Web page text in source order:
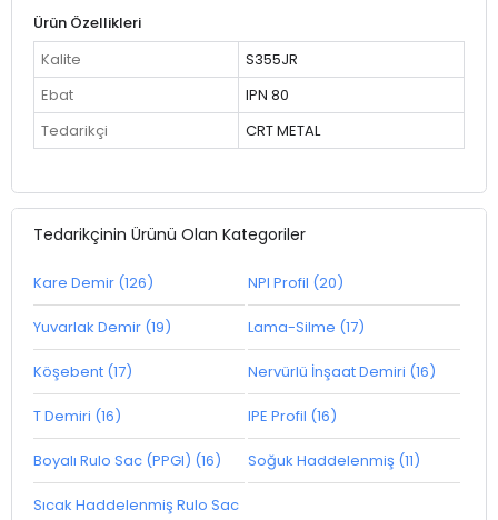
Ürün Özellikleri
Kalite
S355JR
Ebat
IPN 80
Tedarikçi
CRT METAL
Tedarikçinin Ürünü Olan Kategoriler
Kare Demir (126) NPI Profil (20)
Yuvarlak Demir (19) Lama-Silme (17)
Köşebent (17) Nervürlü İnşaat Demiri (16)
T Demiri (16) IPE Profil (16)
Boyalı Rulo Sac (PPGI) (16) Soğuk Haddelenmiş (11)
Sıcak Haddelenmiş Rulo Sac